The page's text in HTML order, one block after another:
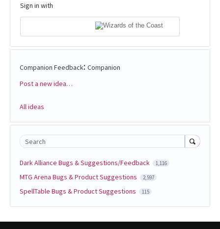
Sign in with
Companion Feedback: Companion
Categories
Post a new idea…
All ideas
Search
Dark Alliance Bugs & Suggestions/Feedback 1,116
MTG Arena Bugs & Product Suggestions 2,597
SpellTable Bugs & Product Suggestions 115